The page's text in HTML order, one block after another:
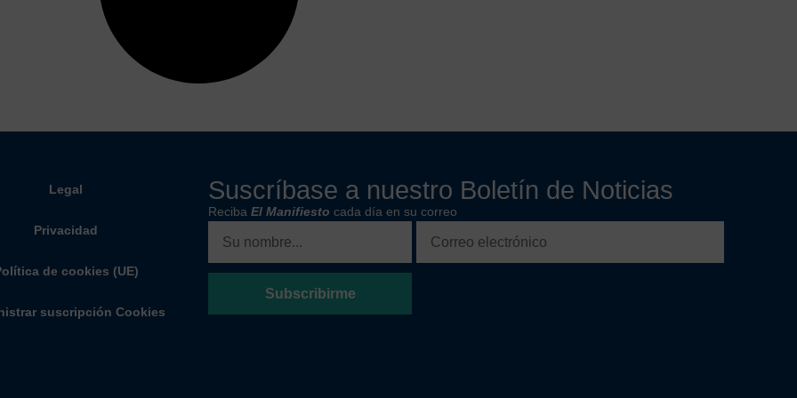
Legal
Privacidad
de cookies (UE)
suscripción Cookies
Suscríbase a nuestro Boletín de Noticias
Reciba El Manifiesto cada día en su correo
Subscribirme